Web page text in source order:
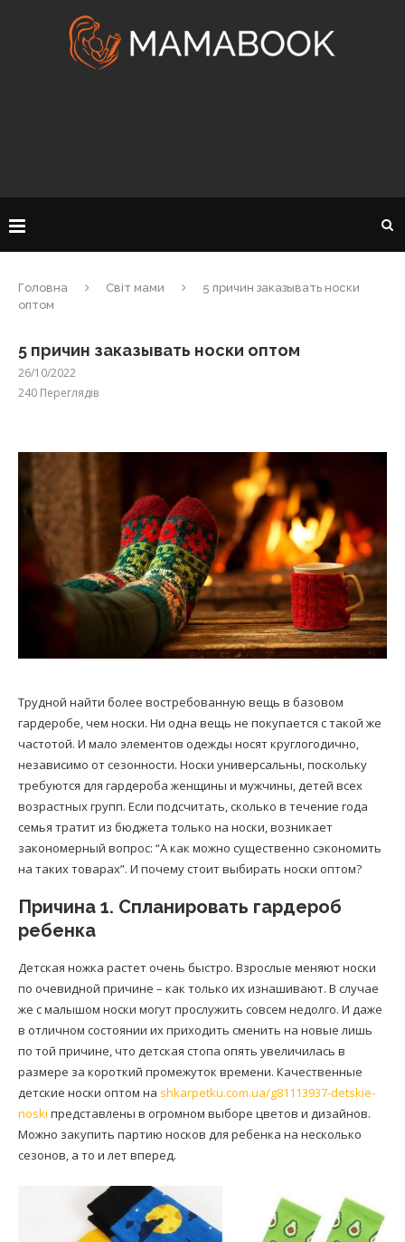
Головна Світ мами
5 причин заказывать носки
оптом
5 причин заказывать носки оптом
26/10/2022
240 Переглядів
Трудной найти более востребованную вещь в базовом
гардеробе, чем носки. Ни одна вещь не покупается с такой же
частотой. И мало элементов одежды носят круглогодично,
независимо от сезонности. Носки универсальны, поскольку
требуются для гардероба женщины и мужчины, детей всех
возрастных групп. Если подсчитать, сколько в течение года
семья тратит из бюджета только на носки, возникает
закономерный вопрос: “А как можно существенно сэкономить
на таких товарах”. И почему стоит выбирать носки оптом?
Причина 1. Спланировать гардероб
ребенка
Детская ножка растет очень быстро. Взрослые меняют носки
по очевидной причине – как только их изнашивают. В случае
же с малышом носки могут прослужить совсем недолго. И даже
в отличном состоянии их приходить сменить на новые лишь
по той причине, что детская стопа опять увеличилась в
размере за короткий промежуток времени. Качественные
детские носки оптом на shkarpetku.com.ua/g81113937-detskie-
noski представлены в огромном выборе цветов и дизайнов.
Можно закупить партию носков для ребенка на несколько
сезонов, а то и лет вперед.